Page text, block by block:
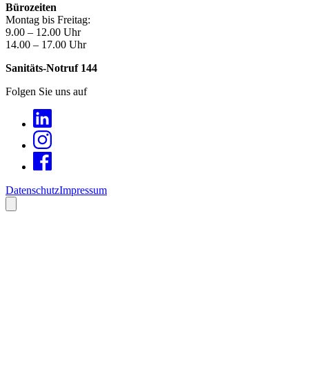
Bürozeiten
Montag bis Freitag:
9.00 – 12.00 Uhr
14.00 – 17.00 Uhr
Sanitäts-Notruf 144
Folgen Sie uns auf
DatenschutzImpressum